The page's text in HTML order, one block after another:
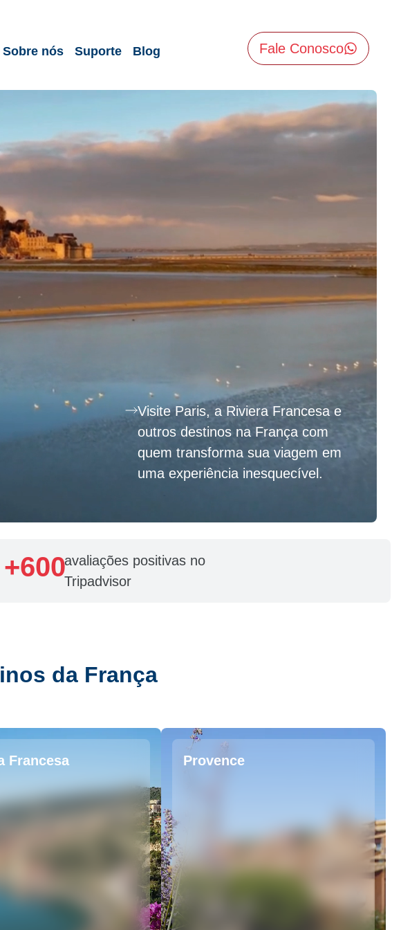
Sobre nós Suporte Blog Fale Conosco
Visite Paris, a Riviera Francesa e
outros destinos na França com
quem transforma sua viagem em
uma experiência inesquecível.
avaliações positivas no
Tripadvisor
+600
da França
Francesa Provence